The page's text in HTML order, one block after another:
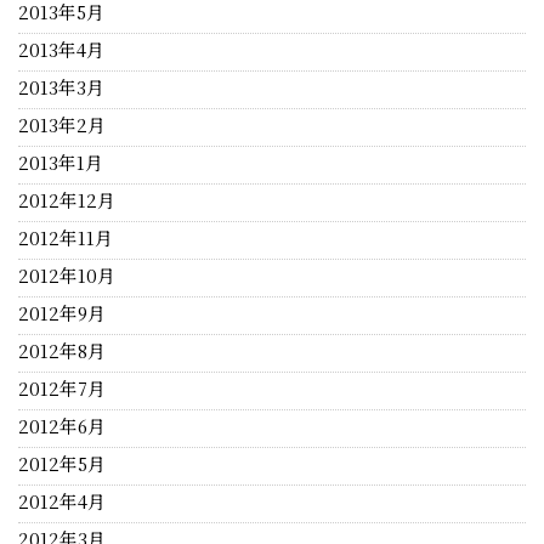
2013年5月
2013年4月
2013年3月
2013年2月
2013年1月
2012年12月
2012年11月
2012年10月
2012年9月
2012年8月
2012年7月
2012年6月
2012年5月
2012年4月